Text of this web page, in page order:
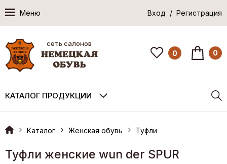
Меню Вход / Регистрация
сеть салонов
0 0
КАТАЛОГ ПРОДУКЦИИ
Каталог Женская обувь Туфли
Туфли женские wun der SPUR